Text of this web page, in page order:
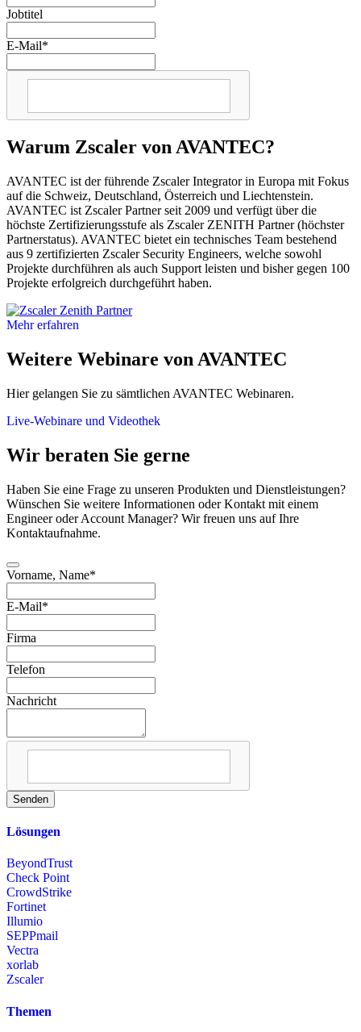
Jobtitel
E-Mail*
Warum Zscaler von AVANTEC?
AVANTEC ist der führende Zscaler Integrator in Europa mit Fokus
auf die Schweiz, Deutschland, Österreich und Liechtenstein.
AVANTEC ist Zscaler Partner seit 2009 und verfügt über die
höchste Zertifizierungsstufe als Zscaler ZENITH Partner (höchster
Partnerstatus). AVANTEC bietet ein technisches Team bestehend
aus 9 zertifizierten Zscaler Security Engineers, welche sowohl
Projekte durchführen als auch Support leisten und bisher gegen 100
Projekte erfolgreich durchgeführt haben.
Mehr erfahren
Weitere Webinare von AVANTEC
Hier gelangen Sie zu sämtlichen AVANTEC Webinaren.
Live-Webinare und Videothek
Wir beraten Sie gerne
Haben Sie eine Frage zu unseren Produkten und Dienstleistungen?
Wünschen Sie weitere Informationen oder Kontakt mit einem
Engineer oder Account Manager? Wir freuen uns auf Ihre
Kontaktaufnahme.
Business
Vorname, Name*
E-Mail*
Firma
Telefon
Nachricht
Senden
Lösungen
BeyondTrust
Check Point
CrowdStrike
Fortinet
Illumio
SEPPmail
Vectra
xorlab
Zscaler
Themen